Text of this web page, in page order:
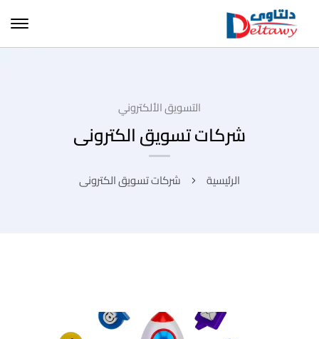
التسويق الألكتروني
شركات تسويق الكترونى
الرئيسية شركات تسويق الكترونى